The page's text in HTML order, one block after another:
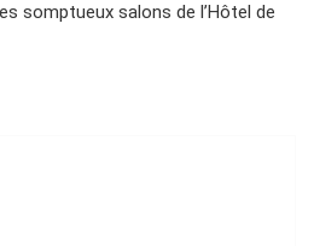
somptueux salons de l’Hôtel de